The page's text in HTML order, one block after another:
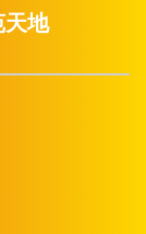
天地